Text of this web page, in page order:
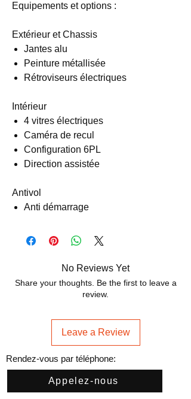
Equipements et options :
Extérieur et Chassis
Jantes alu
Peinture métallisée
Rétroviseurs électriques
Intérieur
4 vitres électriques
Caméra de recul
Configuration 6PL
Direction assistée
Antivol
Anti démarrage
No Reviews Yet
Share your thoughts. Be the first to leave a
review.
Leave a Review
Rendez-vous par téléphone:
Appelez-nous